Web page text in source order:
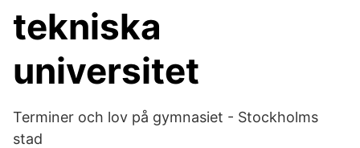
tekniska
universitet
Terminer och lov på gymnasiet - Stockholms
stad